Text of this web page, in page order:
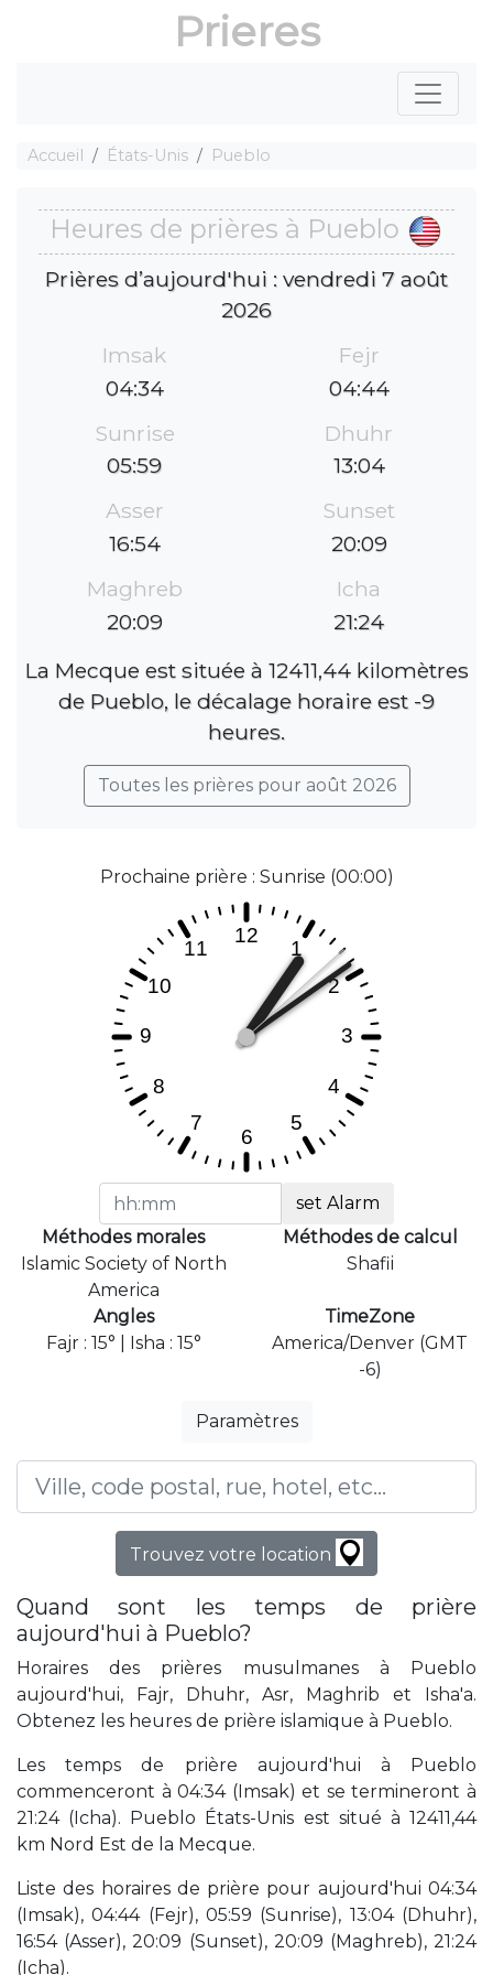
Prieres
Accueil États-Unis Pueblo
Heures de prières à Pueblo
Prières d’aujourd'hui : vendredi 7 août
2026
Imsak
04:34
Fejr
04:44
Sunrise
05:59
Dhuhr
13:04
Asser
16:54
Sunset
20:09
Maghreb
20:09
Icha
21:24
La Mecque est située à 12411,44 kilomètres
de Pueblo, le décalage horaire est -9
heures.
Toutes les prières pour août 2026
Prochaine prière : Sunrise (00:00)
set Alarm
Méthodes morales
Islamic Society of North
America
Méthodes de calcul
Shafii
Angles
Fajr : 15° | Isha : 15°
TimeZone
America/Denver (GMT
-6)
Paramètres
Trouvez votre location
Quand sont les temps de prière
aujourd'hui à Pueblo?
Horaires des prières musulmanes à Pueblo
aujourd'hui, Fajr, Dhuhr, Asr, Maghrib et Isha'a.
Obtenez les heures de prière islamique à Pueblo.
Les temps de prière aujourd'hui à Pueblo
commenceront à 04:34 (Imsak) et se termineront à
21:24 (Icha). Pueblo États-Unis est situé à 12411,44
km Nord Est de la Mecque.
Liste des horaires de prière pour aujourd'hui 04:34
(Imsak), 04:44 (Fejr), 05:59 (Sunrise), 13:04 (Dhuhr),
16:54 (Asser), 20:09 (Sunset), 20:09 (Maghreb), 21:24
(Icha).